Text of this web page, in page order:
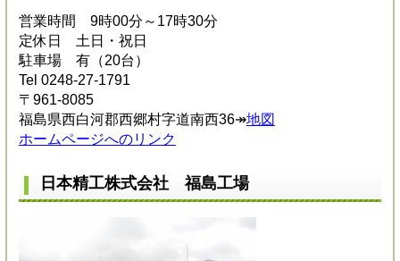
営業時間 9時00分～17時30分
定休日 土日・祝日
駐車場 有（20台）
Tel 0248-27-1791
〒961-8085
福島県西白河郡西郷村字道南西36↠地図
ホームページへのリンク
日本精工株式会社 福島工場